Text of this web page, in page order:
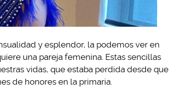
y esplendor, la podemos ver en
una pareja femenina. Estas sencillas
vidas, que estaba perdida desde que
de honores en la primaria.